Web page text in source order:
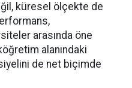
küresel ölçekte de
arasında öne
alanındaki
de net biçimde